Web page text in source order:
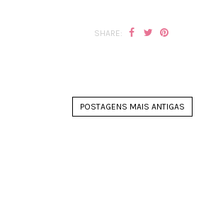
SHARE:
POSTAGENS MAIS ANTIGAS